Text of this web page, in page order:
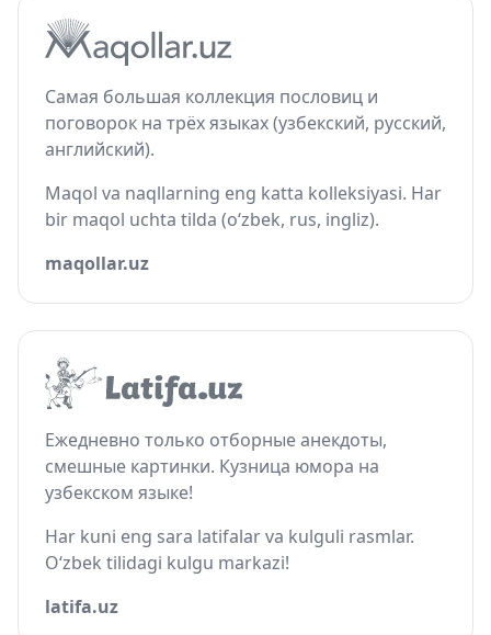
Самая большая коллекция пословиц и
поговорок на трёх языках (узбекский, русский,
английский).
Maqol va naqllarning eng katta kolleksiyasi. Har
bir maqol uchta tilda (o‘zbek, rus, ingliz).
maqollar.uz
Ежедневно только отборные анекдоты,
смешные картинки. Кузница юмора на
узбекском языке!
Har kuni eng sara latifalar va kulguli rasmlar.
O‘zbek tilidagi kulgu markazi!
latifa.uz